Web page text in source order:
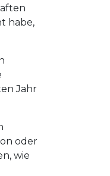
habe,
Jahr
oder
wie